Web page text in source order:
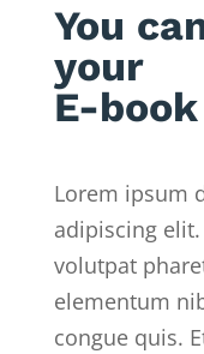
You
your
E-
Lorem ipsum
adipiscing
volutpat
elementum
congue quis.